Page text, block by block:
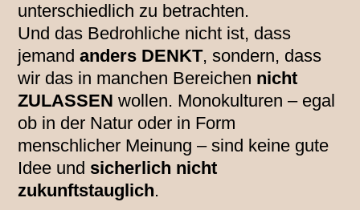
unterschiedlich zu betrachten.
Und das Bedrohliche nicht ist, dass
jemandanders DENKT, sondern, dass
wir das in manchen Bereichen nicht
ZULASSEN wollen. Monokulturen – egal
ob in der Natur oder in Form
menschlicher Meinung – sind keine gute
Idee und sicherlich nicht
zukunftstauglich.